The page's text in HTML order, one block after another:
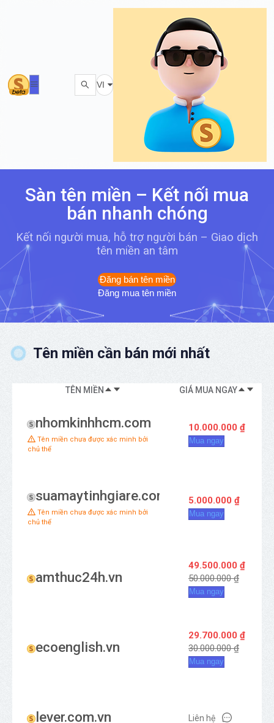
VI
Sàn tên miền – Kết nối mua
bán nhanh chóng
Kết nối người mua, hỗ trợ người bán – Giao dịch
tên miền an tâm
Đăng bán tên miền
Đăng mua tên miền
Tên miền cần bán mới nhất
TÊN MIỀN GIÁ MUA NGAY
nhomkinhhcm.com
Tên miền chưa được xác minh bởi
chủ thể
10.000.000 ₫
Mua ngay
suamaytinhgiare.com
Tên miền chưa được xác minh bởi
chủ thể
5.000.000 ₫
Mua ngay
amthuc24h.vn
49.500.000 ₫
50.000.000 ₫
Mua ngay
ecoenglish.vn
29.700.000 ₫
30.000.000 ₫
Mua ngay
lever.com.vn Liên hệ